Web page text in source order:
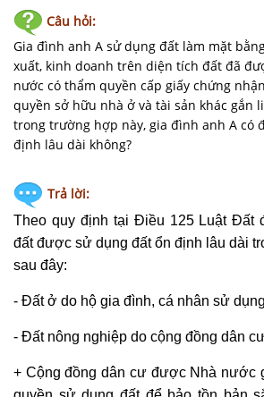
-
BIỂU
MẪU
LIÊN
HỆ
Câu hỏi:
Gia đình anh A sử dụng đất làm mặt
xuất, kinh doanh trên diện tích đất đã
nước có thẩm quyền cấp giấy chứng
quyền sở hữu nhà ở và tài sản khác gắn
trong trường hợp này, gia đình anh A có
định lâu dài không?
Trả lời:
Theo quy định tại Điều 125 Luật
đấtđược sử dụng đấtổn định lâu dài
sau đây:
- Đất ở do hộ gia đình, cá nhân sử
- Đất nông nghiệp do cộng đồng dân
+ Cộng đồng dân cư được Nhà nước